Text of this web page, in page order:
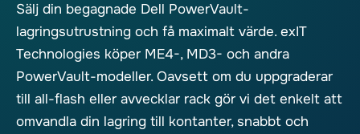
Sälj din begagnade Dell PowerVault-
lagringsutrustning och få maximalt värde. exIT
Technologies köper ME4-, MD3- och andra
PowerVault-modeller. Oavsett om du uppgraderar
till all-flash eller avvecklar rack gör vi det enkelt att
omvandla din lagring till kontanter, snabbt och